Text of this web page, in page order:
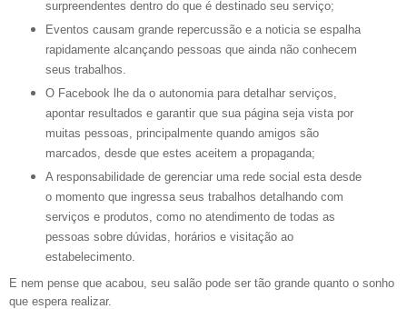
surpreendentes dentro do que é destinado seu serviço;
Eventos causam grande repercussão e a noticia se espalha
rapidamente alcançando pessoas que ainda não conhecem
seus trabalhos.
O Facebook lhe da o autonomia para detalhar serviços,
apontar resultados e garantir que sua página seja vista por
muitas pessoas, principalmente quando amigos são
marcados, desde que estes aceitem a propaganda;
A responsabilidade de gerenciar uma rede social esta desde
o momento que ingressa seus trabalhos detalhando com
serviços e produtos, como no atendimento de todas as
pessoas sobre dúvidas, horários e visitação ao
estabelecimento.
E nem pense que acabou, seu salão pode ser tão grande quanto o sonho
que espera realizar.